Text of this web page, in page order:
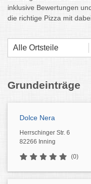
inklusive Bewertungen
die richtige Pizza mit
Alle Ortsteile
Grundeinträge
Dolce Nera
Herrschinger Str. 6
82266 Inning
(0)